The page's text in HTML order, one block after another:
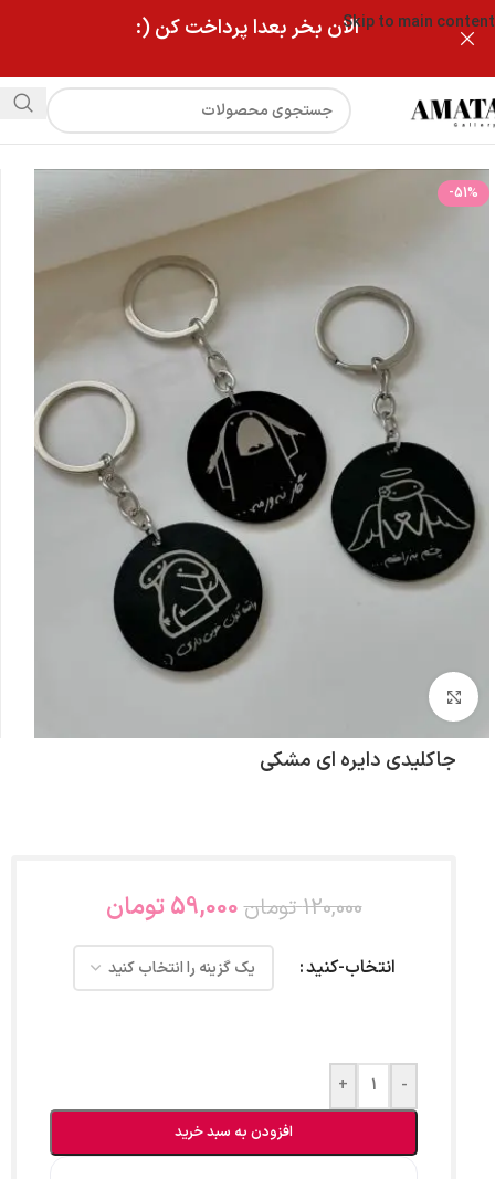
Skip to main contentالان بخر بعدا پرداخت کن (:
فروشگاه جاکلیدی دایره ای مشکی
-51%
بزرگنمایی تصویر
جاکلیدی دایره ای مشکی
120,000 تومان59,000تومان
انتخاب-کنید
-
+
افزودن به سبد خرید